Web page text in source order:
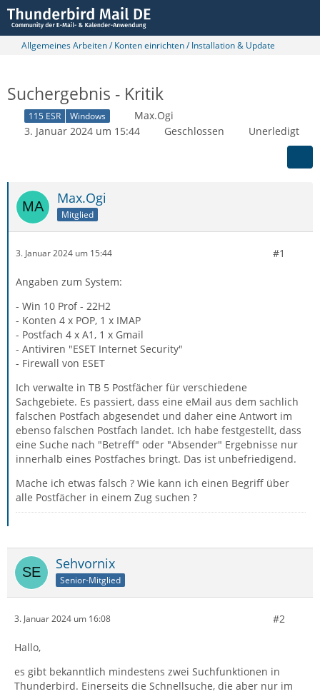
Allgemeines Arbeiten / Konten einrichten / Installation & Update
Suchergebnis - Kritik
115 ESR Windows
Max.Ogi
3. Januar 2024 um 15:44
Geschlossen Unerledigt
Max.Ogi
Mitglied
3. Januar 2024 um 15:44 #1
Angaben zum System:
- Win 10 Prof - 22H2
- Konten 4 x POP, 1 x IMAP
- Postfach 4 x A1, 1 x Gmail
- Antiviren "ESET Internet Security"
- Firewall von ESET
Ich verwalte in TB 5 Postfächer für verschiedene
Sachgebiete. Es passiert, dass eine eMail aus dem sachlich
falschen Postfach abgesendet und daher eine Antwort im
ebenso falschen Postfach landet. Ich habe festgestellt, dass
eine Suche nach "Betreff" oder "Absender" Ergebnisse nur
innerhalb eines Postfaches bringt. Das ist unbefriedigend.
Mache ich etwas falsch ? Wie kann ich einen Begriff über
alle Postfächer in einem Zug suchen ?
Sehvornix
Senior-Mitglied
3. Januar 2024 um 16:08 #2
Hallo,
es gibt bekanntlich mindestens zwei Suchfunktionen in
Thunderbird. Einerseits die Schnellsuche, die aber nur im